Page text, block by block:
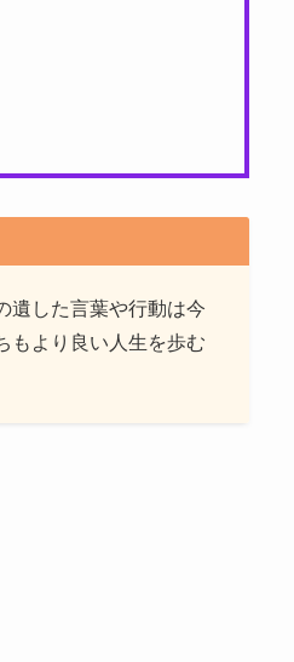
遺した言葉や行動は今
もより良い人生を歩む